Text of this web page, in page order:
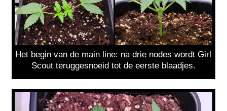
Het begin van de main line: na drie nodes wordt Girl
Scout teruggesnoeid tot de eerste blaadjes.